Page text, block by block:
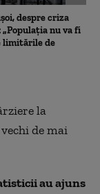
despre criza
nu va fi
limitările de
la
de mai
au ajuns